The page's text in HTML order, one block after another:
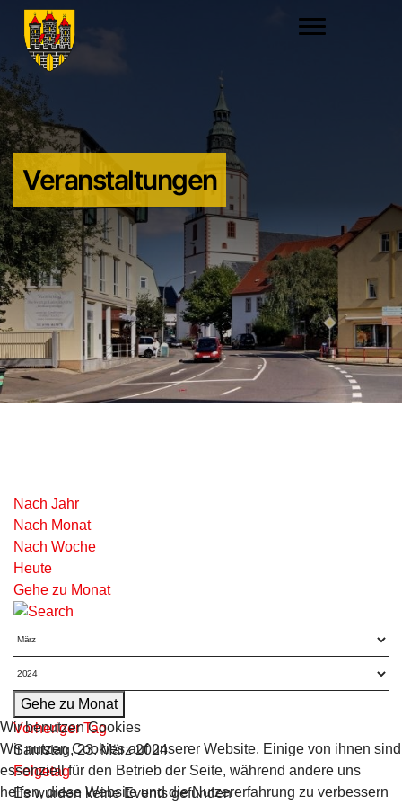
Veranstaltungen
Nach Jahr
Nach Monat
Nach Woche
Heute
Gehe zu Monat
Gehe zu Monat
Vorheriger Tag
Samstag, 23. März 2024
Folgetag
Es wurden keine Events gefunden
Wir benutzen Cookies
Wir nutzen Cookies auf unserer Website. Einige von ihnen sind
essenziell für den Betrieb der Seite, während andere uns
helfen, diese Website und die Nutzererfahrung zu verbessern